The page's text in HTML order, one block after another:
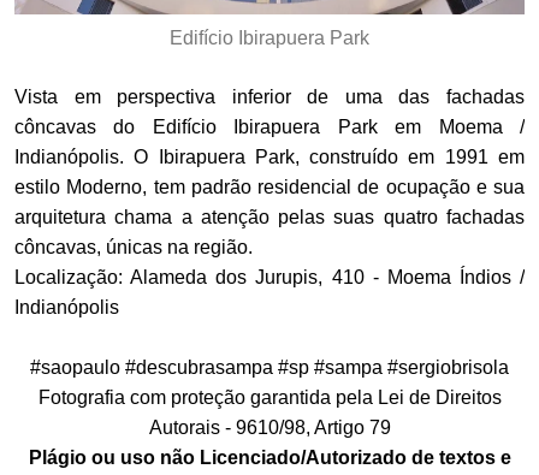
Edifício Ibirapuera Park
Vista em perspectiva inferior de uma das fachadas
côncavas do Edifício Ibirapuera Park em Moema /
Indianópolis. O Ibirapuera Park, construído em 1991 em
estilo Moderno, tem padrão residencial de ocupação e sua
arquitetura chama a atenção pelas suas quatro fachadas
côncavas, únicas na região.
Localização: Alameda dos Jurupis, 410 - Moema Índios /
Indianópolis
#saopaulo #descubrasampa #sp #sampa #sergiobrisola
Fotografia com proteção garantida pela Lei de Direitos
Autorais - 9610/98, Artigo 79
Plágio ou uso não Licenciado/Autorizado de textos e